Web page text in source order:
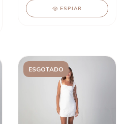
ESPIAR
ESGOTADO